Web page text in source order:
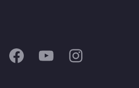
Facebook
YouTubeInstagram